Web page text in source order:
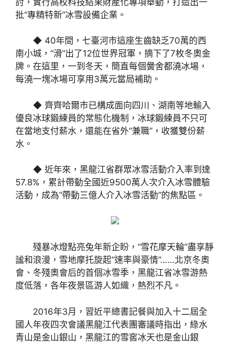
批“專精特新”冰雪設備企業。
◆ 40年間，七臺河市這座生齒缺乏70萬的西
南小城，“滑”出了12位世界冠軍，摘下了7枚冬奧金
牌。在這里，一到冬天，簡直每個黌舍都澆冰場，
每澆一塊冰場可享用3萬元當局補助。
◆ 齊齊哈爾市已構成面向四川、湖南等地輸入
優良冰球鍛練員的常態化機制，冰球鍛練員不只可
在當地支付薪水，還能在省外“兼職”，收獲雙份薪
水。
◆ 近年來，黑龍江省群眾冰雪活動介入率到達
57.8%，累計帶動全國近9500萬人次介入冰雪體驗
活動，成為“帶動三億人介入冰雪活動”的焦點區。
殘暴冰燈點亮兔年新企盼，“雪花摩天輪”盡享靜
謐和浪漫，雪地摩托旋起“速率與豪情”……北京冬奧
會、冬殘奧會后的首個冰雪季，黑龍江省冰雪游熱
度低落，各年夜景區游人如織，熱烈不凡。
2016年3月，習近平總書記餐與加入十二屆全
國人年夜四次會議黑龍江代表團審議時指出，綠水
青山是金山銀山，黑龍江的雪窖冰天也是金山銀